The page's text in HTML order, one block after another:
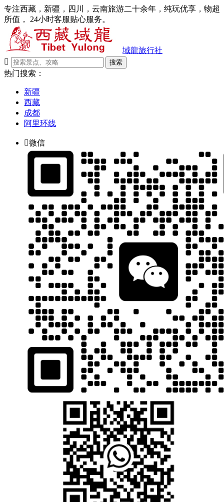
专注西藏，新疆，四川，云南旅游二十余年，纯玩优享，物超
所值， 24小时客服贴心服务。
域龍旅行社

搜索
热门搜索：
新疆
西藏
成都
阿里环线
微信